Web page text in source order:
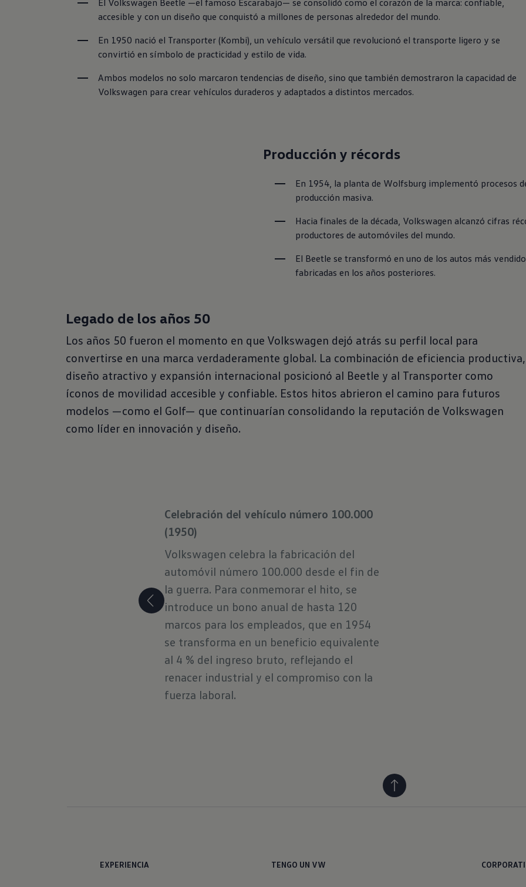
El Volkswagen Beetle —el famoso Escarabajo— se consolidó como el corazón de la marca: confiable,
accesible y con un diseño que conquistó a millones de personas alrededor del mundo.
En 1950 nació el Transporter (Kombi), un vehículo versátil que revolucionó el transporte ligero y se
convirtió en símbolo de practicidad y estilo de vida.
Ambos modelos no solo marcaron tendencias de diseño, sino que también demostraron la capacidad de
Volkswagen para crear vehículos duraderos y adaptados a distintos mercados.
Producción y récords
En 1954, la planta de Wolfsburg implementó procesos
producción masiva.
Hacia finales de la década, Volkswagen alcanzó cifras
productores de automóviles del mundo.
El Beetle se transformó en uno de los autos más
fabricadas en los años posteriores.
Legado de los años 50
Los años 50 fueron el momento en que Volkswagen dejó atrás su perfil local para
convertirse en una marca verdaderamente global. La combinación de eficiencia productiva,
diseño atractivo y expansión internacional posicionó al Beetle y al Transporter como
íconos de movilidad accesible y confiable. Estos hitos abrieron el camino para futuros
modelos —como el Golf— que continuarían consolidando la reputación de Volkswagen
como líder en innovación y diseño.
Celebración del vehículo número 100.000
(1950)
Volkswagen celebra la fabricación del
automóvil número 100.000 desde el fin de
la guerra. Para conmemorar el hito, se
introduce un bono anual de hasta 120
marcos para los empleados, que en 1954
se transforma en un beneficio equivalente
al 4 % del ingreso bruto, reflejando el
renacer industrial y el compromiso con la
fuerza laboral.
EXPERIENCIA TENGO UN VW